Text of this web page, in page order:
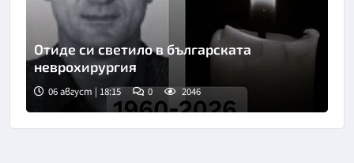
Отиде си светило в българската
неврохирургия
06 август | 18:15 0 2046